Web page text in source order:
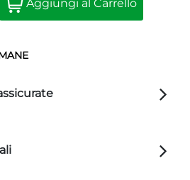
Aggiungi al Carrello